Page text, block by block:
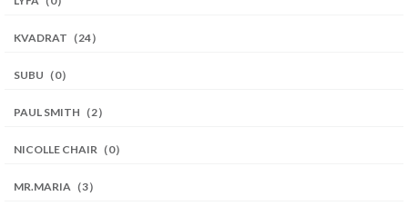
KVADRAT（24）
SUBU（0）
PAUL SMITH（2）
NICOLLE CHAIR（0）
MR.MARIA（3）